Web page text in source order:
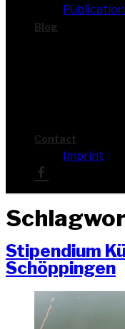
Blog
Cont­act
Imprint
Sti­pen­di­um
Schöppingen